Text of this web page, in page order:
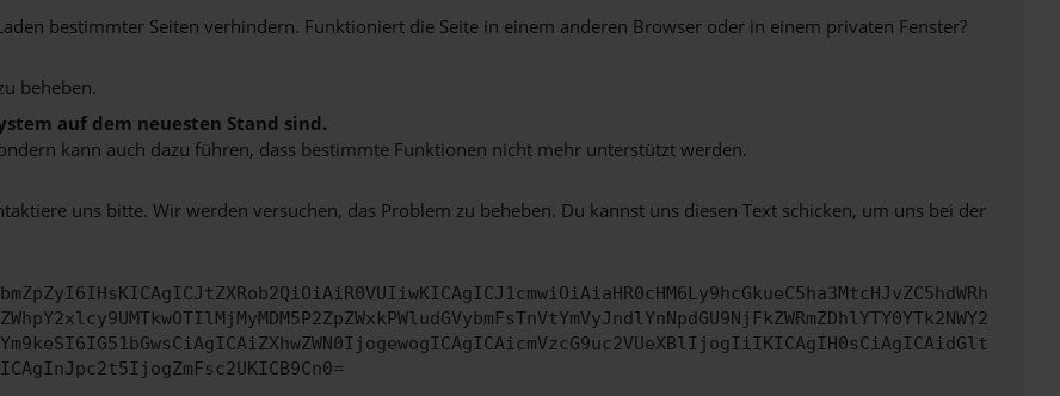
bestimmter Seiten verhindern. Funktioniert die Seite in einem anderen Browser oder in einem privaten Fenster?
beheben.
auf dem neuesten Stand sind.
kann auch dazu führen, dass bestimmte Funktionen nicht mehr unterstützt werden.
uns bitte. Wir werden versuchen, das Problem zu beheben. Du kannst uns diesen Text schicken, um uns bei der